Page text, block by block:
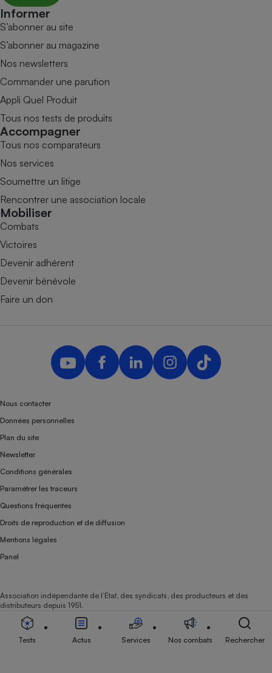
Informer
S’abonner au site
S’abonner au magazine
Nos newsletters
Commander une parution
Appli Quel Produit
Tous nos tests de produits
Accompagner
Tous nos comparateurs
Nos services
Soumettre un litige
Rencontrer une association locale
Mobiliser
Combats
Victoires
Devenir adhérent
Devenir bénévole
Faire un don
Nous contacter
Données personnelles
Plan du site
Newsletter
Conditions générales
Paramétrer les traceurs
Questions fréquentes
Droits de reproduction et de diffusion
Mentions légales
Panel
Association indépendante de l’État, des syndicats, des producteurs et des
distributeurs depuis 1951.
Tests Actus Services Nos combats Rechercher